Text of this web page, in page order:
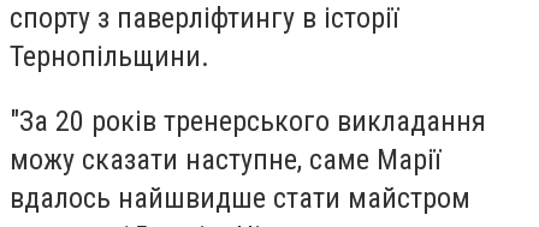
спорту з паверліфтингу в історії
Тернопільщини.
"За 20 років тренерського викладання
можу сказати наступне, саме Марії
вдалось найшвидше стати майстром